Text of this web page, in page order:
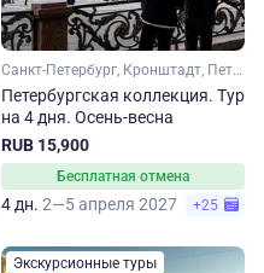
Санкт-Петербург, Кронштадт, Петергоф
Петербургская коллекция. Тур
на 4 дня. Осень-весна
RUB 15,900
Бесплатная отмена
4 дн. 2—5 апреля 2027 +25
Экскурсионные туры